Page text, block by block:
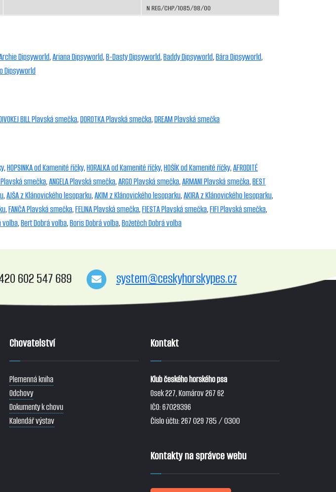
N REG/CHP/1085/98/00
Dipsyworld,Ariana Dipsyworld,B-Dasty Dipsyworld,Baddy Dipsyworld,Bára Dipsyworld,
Dipsyworld
BILL Plavská smečka,DOROTKA Plavská smečka,DREAM Plavská smečka
,HOPSINKA od Kamenité říčky,HORALKA od Kamenité říčky,HOŠÍK od Kamenité říčky,AFRODITÉ
Plavská smečka,ANGELA Plavská smečka,ARGO Plavská smečka,ARMANI Plavská smečka,BEST
,AJŠA z Klánovického lesoparku,AKIM z Klánovického lesoparku,AKIRA z Klánovického lesoparku,
,FANČA Plavská smečka,FELINA Plavská smečka,FIESTA Plavská smečka,FIFI Plavská smečka,
volba,Bert Dobrá volba,Boris Dobrá volba,Božetěch Dobrá volba
602 547 689 system@ceskyhorskypes.cz
Chovatelství
Plemenná kniha
Odchovy
Dokumenty k chovu
Kalendář výstav
Kontakt
Klub českého horského psa
Osek 227, Komárov 267 62
IČO: 67029396
Číslo účtu: 267 029 785 / 0300
Kontakty na správce webu